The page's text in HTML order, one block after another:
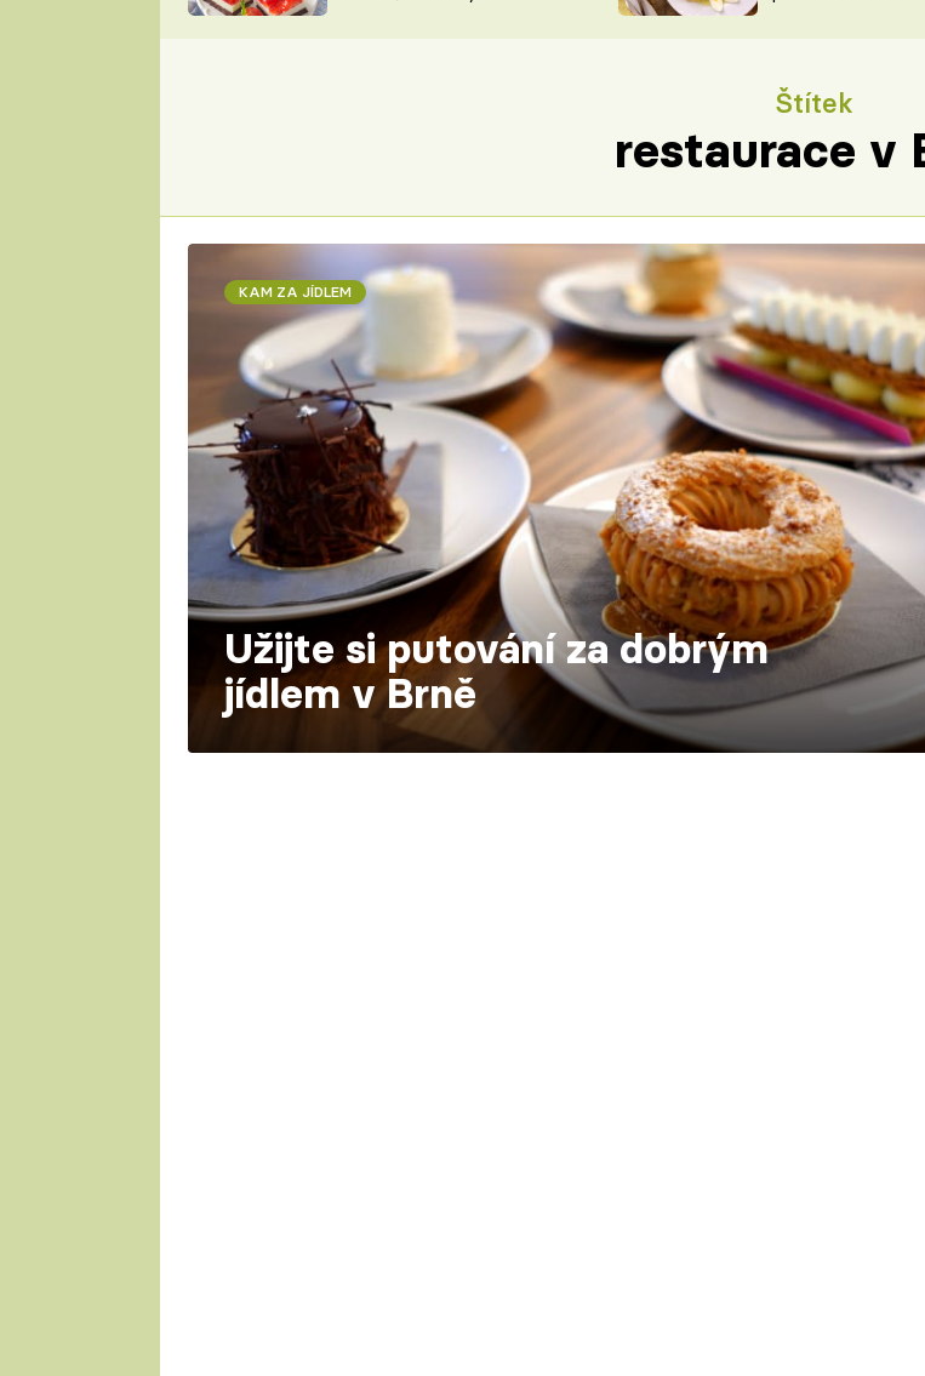
NA NÁKUPECH
Štítek
restaurace v
KAM ZA JÍDLEM
Užijte si putování za dobrým
jídlem v Brně